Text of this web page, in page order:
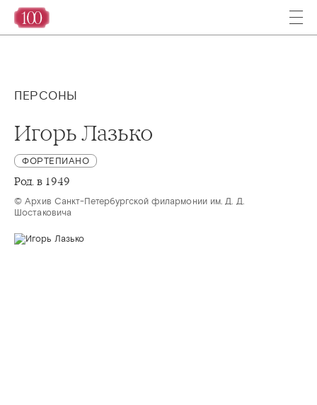
ПЕРСОНЫ
Игорь Лазько
ФОРТЕПИАНО
Род. в 1949
© Архив Санкт-Петербургской филармонии им. Д. Д.
Шостаковича